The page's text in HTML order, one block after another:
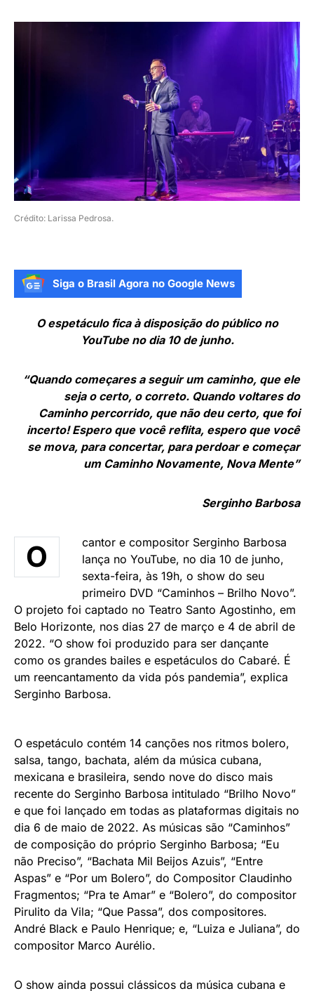
Crédito: Larissa Pedrosa.
Siga o Brasil Agora no Google News
O espetáculo fica à disposição do público no
YouTube no dia 10 de junho.
“Quando começares a seguir um caminho, que ele
seja o certo, o correto. Quando voltares do
Caminho percorrido, que não deu certo, que foi
incerto! Espero que você reflita, espero que você
se mova, para concertar, para perdoar e começar
um Caminho Novamente, Nova Mente”
Serginho Barbosa
O
cantor e compositor Serginho Barbosa
lança no YouTube, no dia 10 de junho,
sexta-feira, às 19h, o show do seu
primeiro DVD “Caminhos – Brilho Novo”.
O projeto foi captado no Teatro Santo Agostinho, em
Belo Horizonte, nos dias 27 de março e 4 de abril de
2022. “O show foi produzido para ser dançante
como os grandes bailes e espetáculos do Cabaré. É
um reencantamento da vida pós pandemia”, explica
Serginho Barbosa.
O espetáculo contém 14 canções nos ritmos bolero,
salsa, tango, bachata, além da música cubana,
mexicana e brasileira, sendo nove do disco mais
recente do Serginho Barbosa intitulado “Brilho Novo”
e que foi lançado em todas as plataformas digitais no
dia 6 de maio de 2022. As músicas são “Caminhos”
de composição do próprio Serginho Barbosa; “Eu
não Preciso”, “Bachata Mil Beijos Azuis”, “Entre
Aspas” e “Por um Bolero”, do Compositor Claudinho
Fragmentos; “Pra te Amar” e “Bolero”, do compositor
Pirulito da Vila; “Que Passa”, dos compositores.
André Black e Paulo Henrique; e, “Luiza e Juliana”, do
compositor Marco Aurélio.
O show ainda possui clássicos da música cubana e